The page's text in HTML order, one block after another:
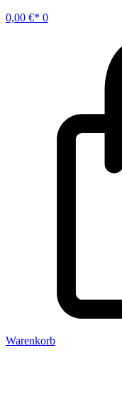
0,00 € 0
Warenkorb